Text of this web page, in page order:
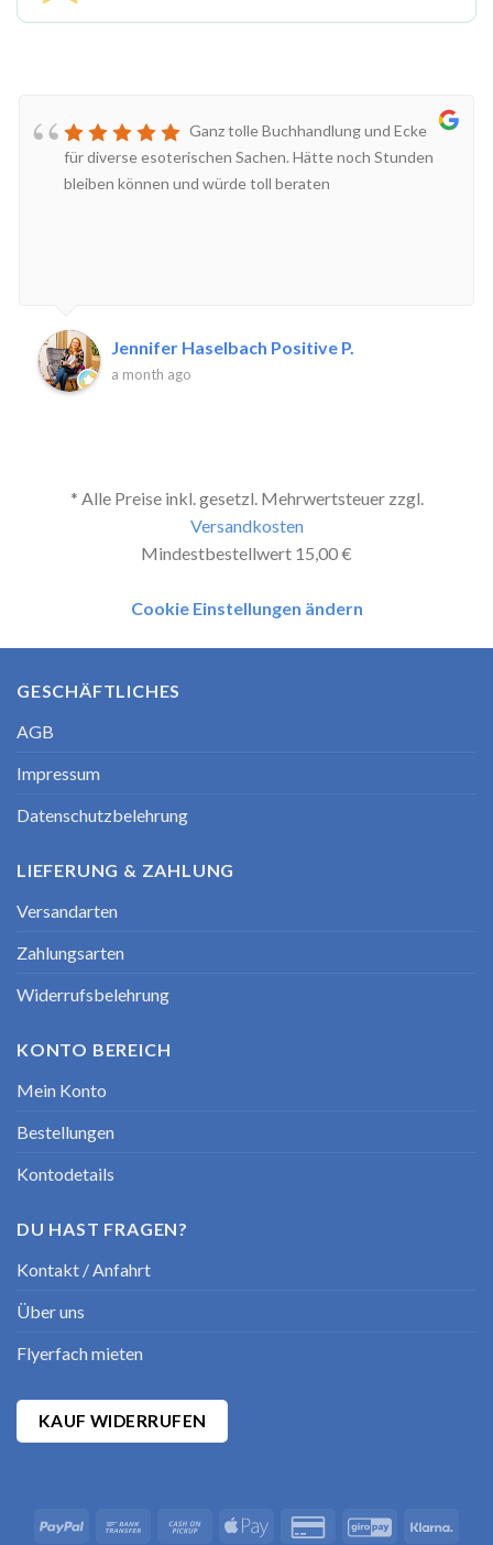
Ganz tolle Buchhandlung und Ecke
für diverse esoterischen Sachen. Hätte noch Stunden
bleiben können und würde toll beraten
Jennifer Haselbach Positive P.
a month ago
* Alle Preise inkl. gesetzl. Mehrwertsteuer zzgl.
Versandkosten
Mindestbestellwert 15,00 €
Cookie Einstellungen ändern
GESCHÄFTLICHES
AGB
Impressum
Datenschutzbelehrung
LIEFERUNG & ZAHLUNG
Versandarten
Zahlungsarten
Widerrufsbelehrung
KONTO BEREICH
Mein Konto
Bestellungen
Kontodetails
DU HAST FRAGEN?
Kontakt / Anfahrt
Über uns
Flyerfach mieten
KAUF WIDERRUFEN